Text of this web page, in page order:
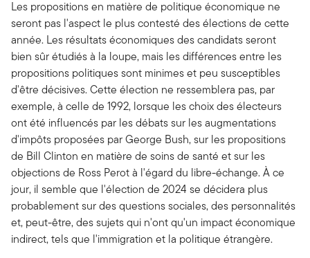
Les propositions en matière de politique économique ne
seront pas l'aspect le plus contesté des élections de cette
année. Les résultats économiques des candidats seront
bien sûr étudiés à la loupe, mais les différences entre les
propositions politiques sont minimes et peu susceptibles
d'être décisives. Cette élection ne ressemblera pas, par
exemple, à celle de 1992, lorsque les choix des électeurs
ont été influencés par les débats sur les augmentations
d'impôts proposées par George Bush, sur les propositions
de Bill Clinton en matière de soins de santé et sur les
objections de Ross Perot à l'égard du libre-échange. À ce
jour, il semble que l'élection de 2024 se décidera plus
probablement sur des questions sociales, des personnalités
et, peut-être, des sujets qui n'ont qu'un impact économique
indirect, tels que l'immigration et la politique étrangère.